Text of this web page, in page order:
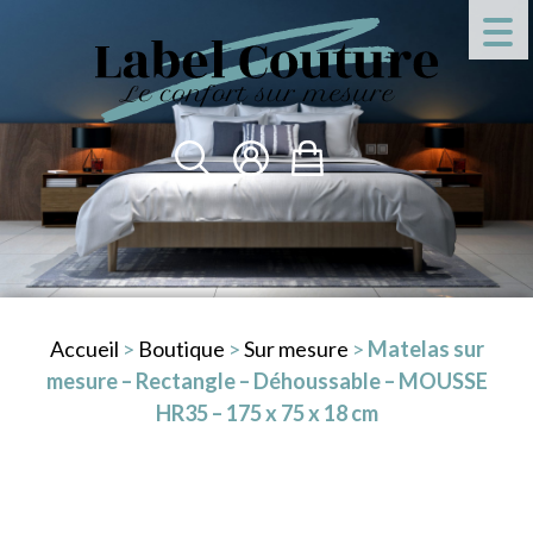
Accueil > Boutique >Sur mesure > Matelas sur
mesure – Rectangle – Déhoussable – MOUSSE
HR35 – 175 x 75 x 18 cm